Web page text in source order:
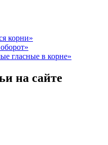
корни»
гласные в корне»
на сайте